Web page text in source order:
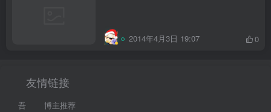
2014年4月3日 19:07 0
友情链接
吾 博主推荐